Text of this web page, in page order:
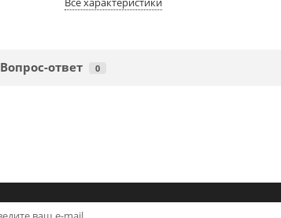
Вопрос-ответ 0